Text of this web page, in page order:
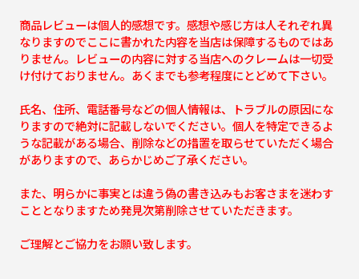
商品レビューは個人的感想です。感想や感じ方は人それぞれ異
なりますのでここに書かれた内容を当店は保障するものではあ
りません。レビューの内容に対する当店へのクレームは一切受
け付けておりません。あくまでも参考程度にとどめて下さい。
氏名、住所、電話番号などの個人情報は、トラブルの原因にな
りますので絶対に記載しないでください。個人を特定できるよ
うな記載がある場合、削除などの措置を取らせていただく場合
がありますので、あらかじめご了承ください。
また、明らかに事実とは違う偽の書き込みもお客さまを迷わす
こととなりますため発見次第削除させていただきます。
ご理解とご協力をお願い致します。